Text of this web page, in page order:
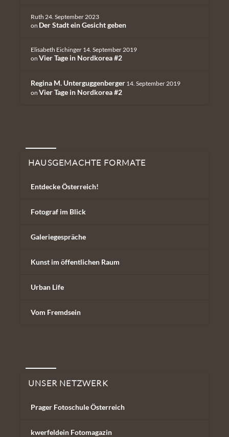
Ruth 24. September 2023
on Der Stadt ein Gesicht geben
Elisabeth Eichinger 14. September 2019
on Vier Tage in Nordkorea #2
Regina M. Unterguggenberger 14. September 2019
on Vier Tage in Nordkorea #2
Hausgemachte Formate
HAUSGEMACHTE FORMATE
Entdecke Österreich!
Fotograf im Blick
Galeriegespräche
Kunst im öffentlichen Raum
Urban Life
Vom Fremdsein
Unser Netzwerk
UNSER NETZWERK
Prager Fotoschule Österreich
kwerfeldein Fotomagazin